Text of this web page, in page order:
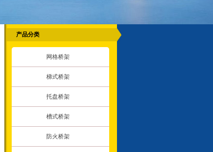
产品分类
网格桥架
梯式桥架
托盘桥架
槽式桥架
防火桥架